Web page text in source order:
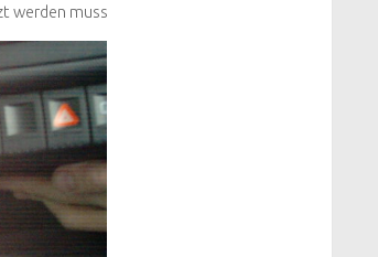
werden muss